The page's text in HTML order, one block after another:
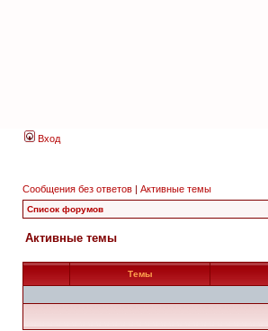
Вход
Сообщения без ответов | Активные темы
Список форумов
Активные темы
Темы